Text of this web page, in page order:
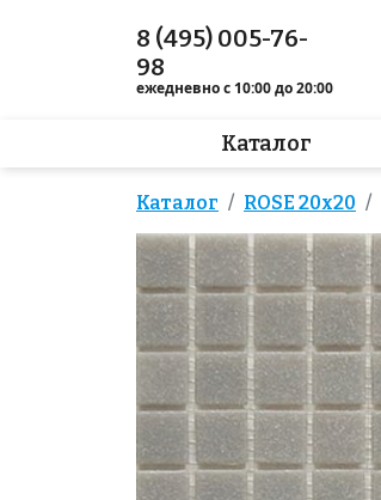
8 (495) 005-76-
98
ежедневно с 10:00 до 20:00
Каталог
Каталог ROSE 20x20